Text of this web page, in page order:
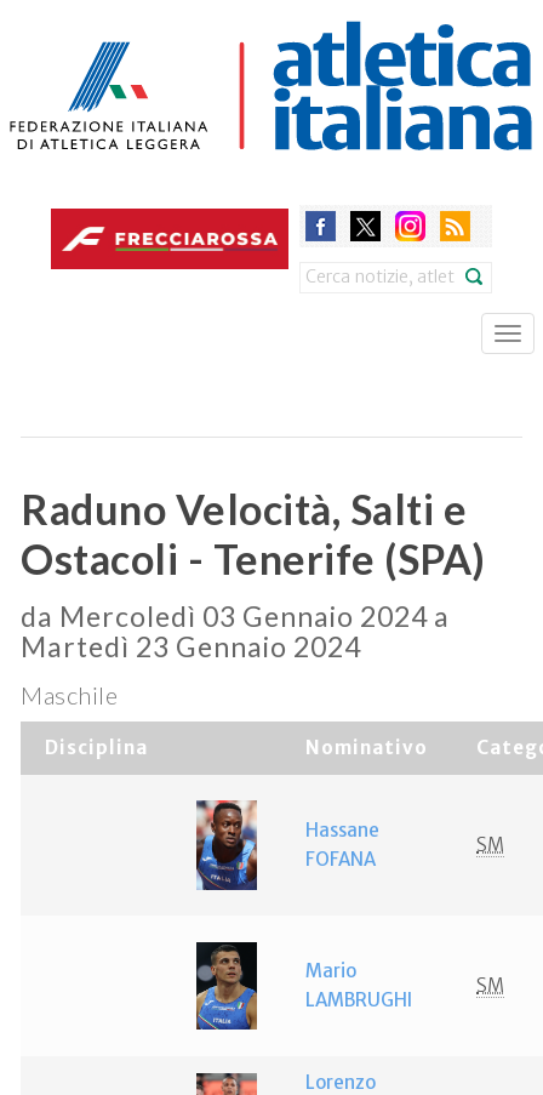
Search
Raduno Velocità, Salti e
Ostacoli - Tenerife (SPA)
da Mercoledì 03 Gennaio 2024 a
Martedì 23 Gennaio 2024
Maschile
Disciplina Nominativo
Hassane
FOFANA
SM
Mario
LAMBRUGHI
SM
Lorenzo